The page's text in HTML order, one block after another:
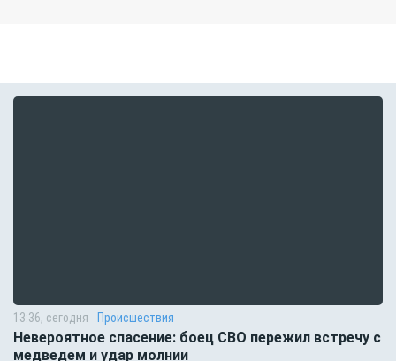
13:36, сегодня Происшествия
Невероятное спасение: боец СВО пережил встречу с
медведем и удар молнии